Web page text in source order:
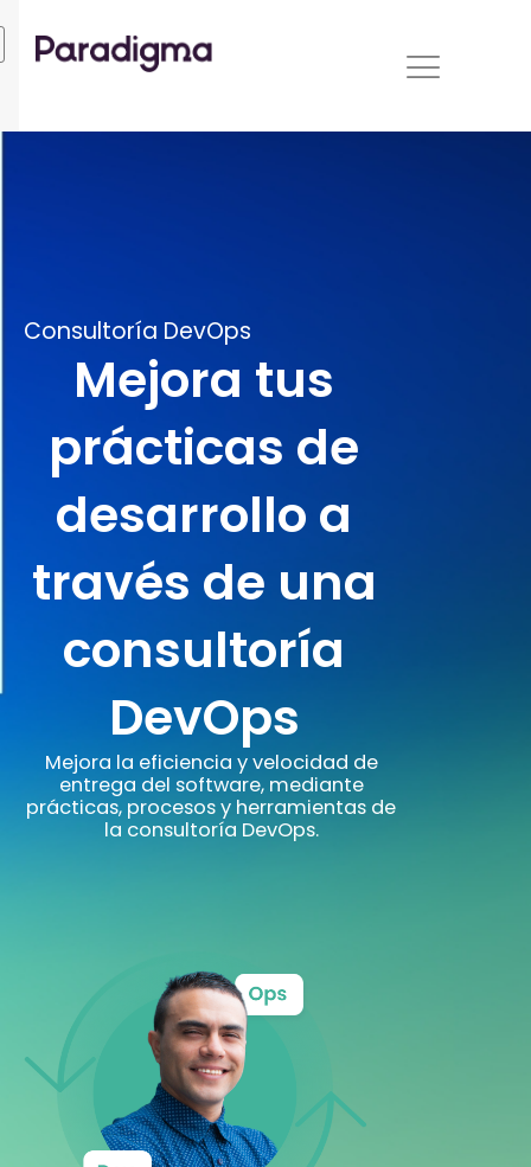
contenido
Consultoría DevOps
Mejora tus
prácticas de
desarrollo a
través de una
consultoría
DevOps
Mejora la eficiencia y velocidad de
entrega del software, mediante
prácticas, procesos y herramientas de
la consultoría DevOps.